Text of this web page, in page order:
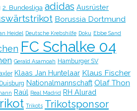
2. Bundesliga adidas Ausrüster
Borussia Dortmund
Heidel Deutsche Krebshilfe Doku Ebbe Sand
FC Schalke 04
Gerald Asamoah Hamburger SV
Klaas Jan Huntelaar Klaus Fischer
Nationalmannschaft Olaf Thon
Raúl Real Madrid RH Alurad
Trikots Trikotsponsor